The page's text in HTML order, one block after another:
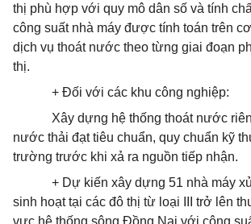
thị phù hợp với quy mô dân số và tính
công suất nhà máy được tính toán trên
dịch vụ thoátnước theo từng giai đoạn
thị.
+ Đối với các khu công nghiệp:
Xây dựng hệ thống thoátnước
nước thải đạt tiêu chuẩn, quy chuẩn kỹ
trường trước khi xả ra nguồn tiếp nhận.
+ Dự kiến xây dựng 51 nhà máy
sinh hoạt tại các đô thị từ loại III trở lên
vực hệ thống sông Đồng Nai với công